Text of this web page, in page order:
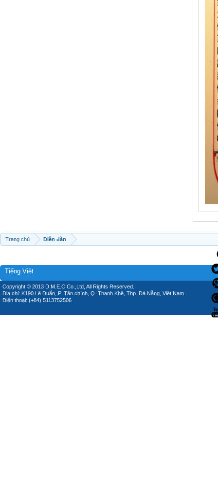
Trang chủ Diễn đàn
Tiếng Việt
Copyright © 2013 D.M.E.C Co.,Ltd, All Rights Reserved.
Địa chỉ: K190 Lê Duẩn, P. Tân chính, Q. Thanh Khê, Thp. Đà Nẵng, Việt Nam.
Điện thoại: (+84) 5113752506